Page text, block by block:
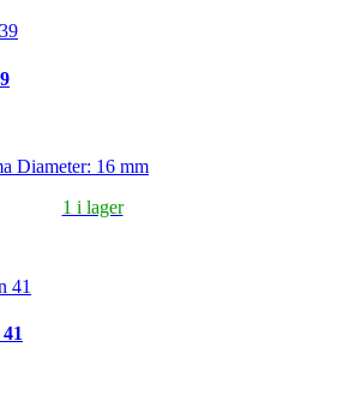
Diameter: 16 mm
1 i lager